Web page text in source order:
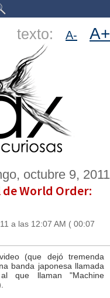
texto: A- A+
octubre 9, 2011
World Order:
a las 12:07 AM ( 00:07
(que dejó tremenda
banda japonesa llamada
que llaman "Machine